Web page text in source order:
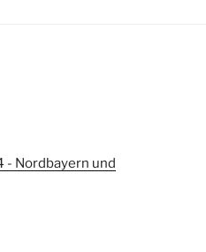
- Nordbayern und